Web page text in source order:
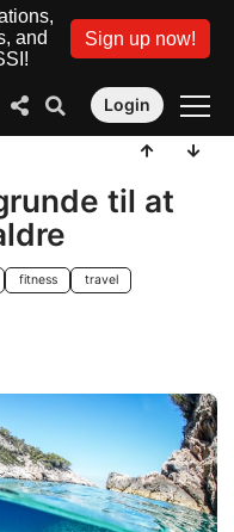
and
Sign up now!
Login
til at
fitness travel